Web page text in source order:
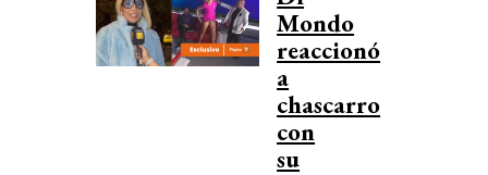
Mondo
reaccionó
a
chascarro
con
su